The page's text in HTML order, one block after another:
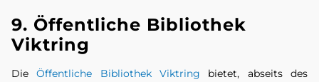
9. Öffentliche Bibliothek
Viktring
DieÖffentliche Bibliothek Viktring bietet, abseits des